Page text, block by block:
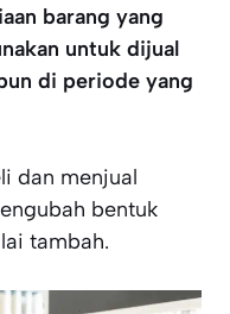
barang yang
untuk dijual
di periode yang
dan menjual
bentuk
tambah.